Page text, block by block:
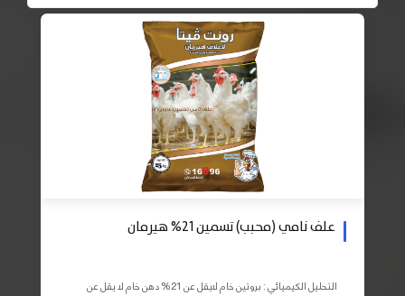
علف نامي (محبب) تسمين 21% هيرمان
التحليل الكيميائي : بروتين خام لايقل عن 21% دهن خام لا يقل عن